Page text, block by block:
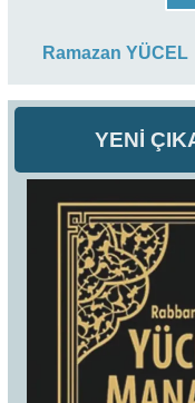
YENİ
Ramazan YÜCEL